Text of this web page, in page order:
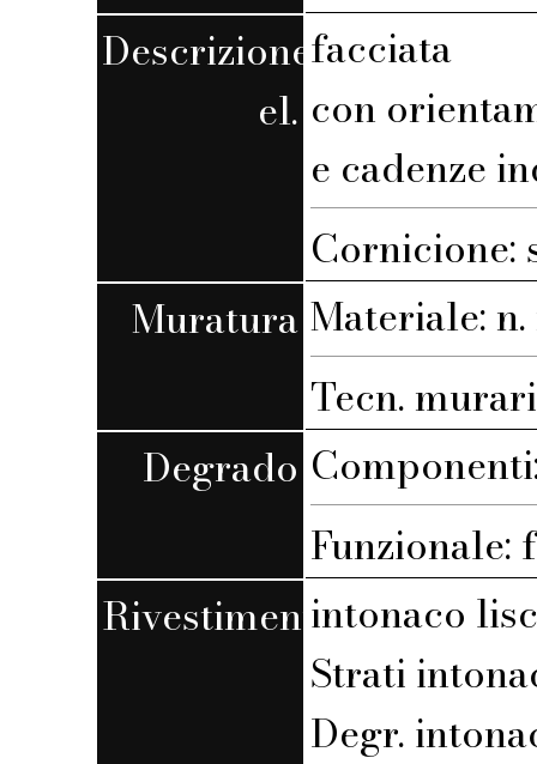
Descrizione
el.
facciata
con
e cadenze
Cornicione:
Muratura Materiale: n.
Tecn.
Degrado
Funzionale:
Rivestimentointonaco
Strati
Degr.